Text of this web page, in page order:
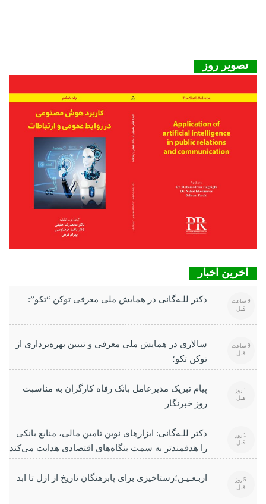
تصویر روز
آخرین اخبار
دکتر للـه‌گانی در همایش ملی معرفی توکن “تکو”: 9 ساعت
قبل
سالاری در همایش ملی معرفی و تبیین بهره‌برداری از
توکن تکو؛
9 ساعت
قبل
پیام تبریک مدیرعامل بانک رفاه کارگران به مناسبت
روز خبرنگار
1 روز
قبل
دکتر للـه‌گانی: ابزارهای نوین تامین مالی، منابع بانکی
را هدفمندتر به سمت بنگاه‌های اقتصادی هدایت می‌کند
1 روز
قبل
اربـعـیـن؛رستاخیزی برای پابرهنگان تاریخ از ازل تا ابد 5 روز
قبل